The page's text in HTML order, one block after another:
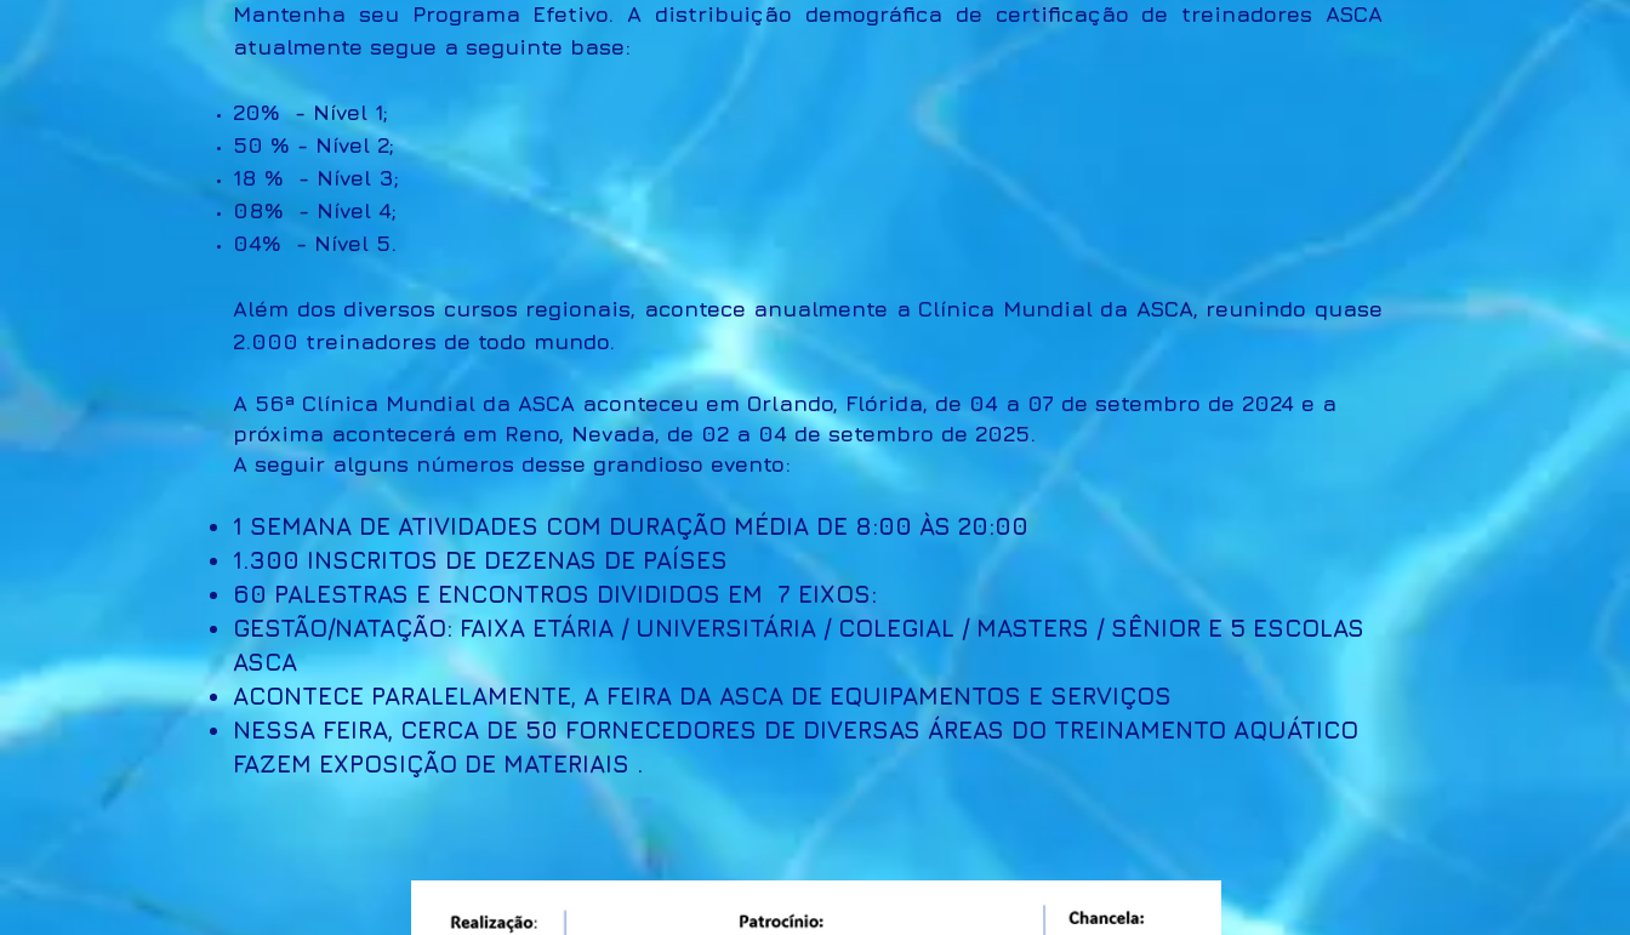
Mantenha seu Programa Efetivo. A distribuição demográfica de certificação de treinadores ASCA
atualmente segue a seguinte base:
20%
- Nível 1;
50 % - Nível 2;
18 % - Nível 3;
08% - Nível 4;
04% - Nível 5.
Além dos diversos cursos regionais, acontece anualmente a Clínica Mundial da ASCA, reunindo quase
2.000 treinadores de todo mundo.
A 56ª Clínica Mundial da ASCA aconteceu em Orlando, Flórida, de 04 a 07 de setembro de 2024 e a
próxima acontecerá em Reno, Nevada, de 02 a 04 de setembro de 2025.
A seguir alguns números desse grandioso evento:
1 SEMANA DE ATIVIDADES COM DURAÇÃO MÉDIA DE 8:00 ÀS 20:00
1.300 INSCRITOS DE DEZENAS DE PAÍSES
60 PALESTRAS E ENCONTROS DIVIDIDOS EM 7 EIXOS:
GESTÃO/NATAÇÃO: FAIXA ETÁRIA / UNIVERSITÁRIA / COLEGIAL / MASTERS / SÊNIOR E 5 ESCOLAS
ASCA
ACONTECE PARALELAMENTE, A FEIRA DA ASCA DE EQUIPAMENTOS E SERVIÇOS
NESSA FEIRA, CERCA DE 50 FORNECEDORES DE DIVERSAS ÁREAS DO TREINAMENTO AQUÁTICO
FAZEM EXPOSIÇÃO DE MATERIAIS .